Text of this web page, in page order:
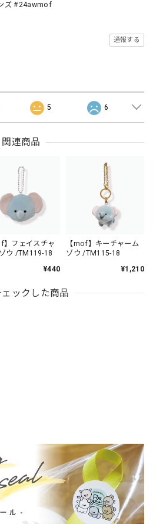
ズ #24awmof
通報する
5 6
関連商品
】フェイスチャ
ウ /TM119-18
¥440
【mof】キーチャーム
ゾウ /TM115-18
¥1,210
ックした商品